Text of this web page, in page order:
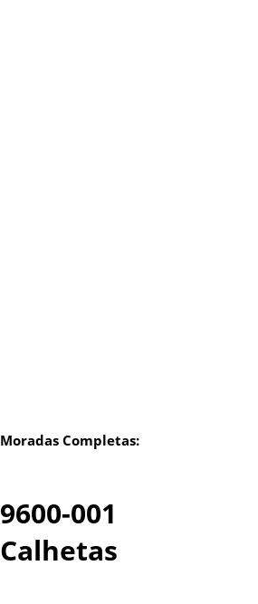
Moradas Completas:
9600-001
Calhetas